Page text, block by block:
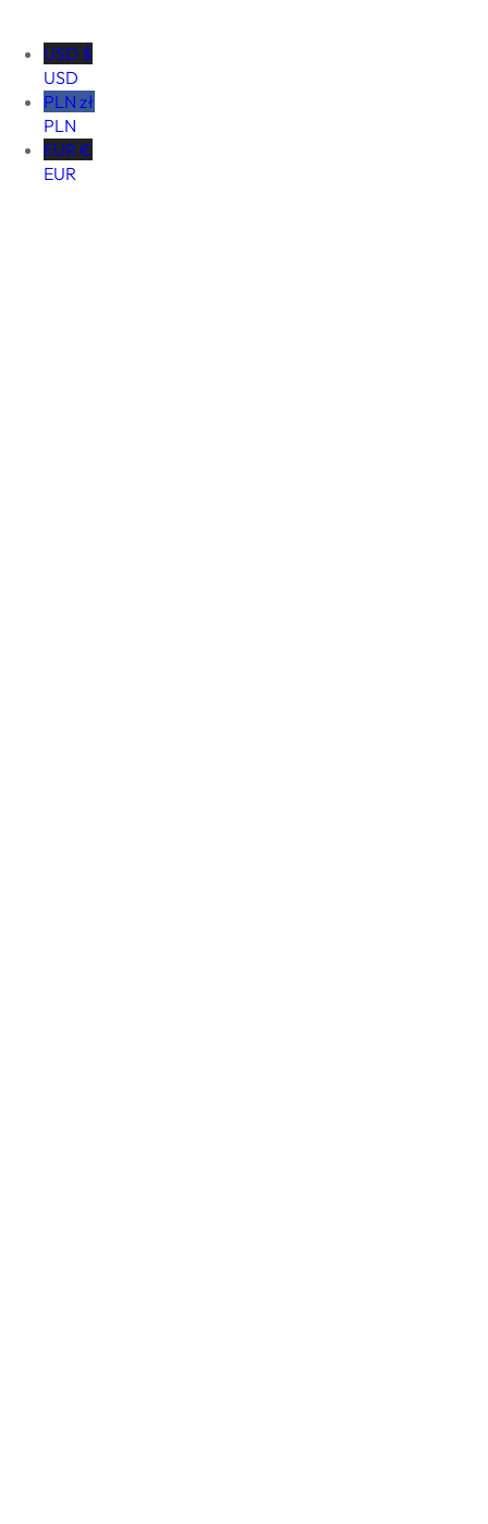
USD $
USD
PLN zł
PLN
EUR €
EUR